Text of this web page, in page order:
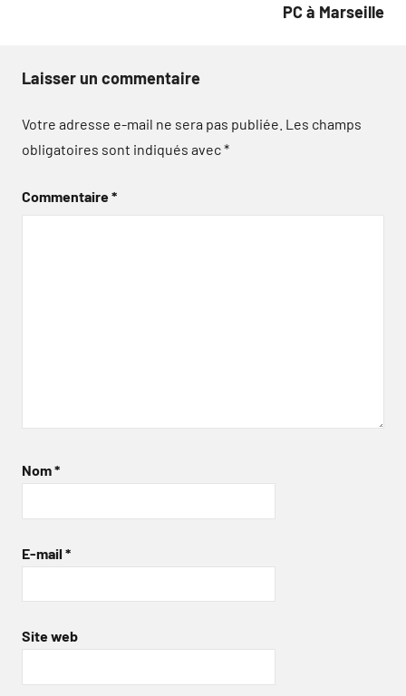
PC à Marseille
Laisser un commentaire
Votre adresse e-mail ne sera pas publiée. Les champs
obligatoires sont indiqués avec*
Commentaire*
Nom*
E-mail *
Site web